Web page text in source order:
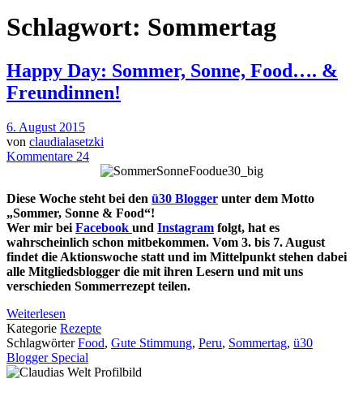
Schlagwort: Sommertag
Happy Day: Sommer, Sonne, Food…. &
Freundinnen!
6. August 2015
von claudialasetzki
Kommentare 24
Diese Woche steht bei den ü30 Blogger unter dem Motto
„Sommer, Sonne & Food“!
Wer mir bei Facebook und Instagram folgt, hat es
wahrscheinlich schon mitbekommen. Vom 3. bis 7. August
findet die Aktionswoche statt und im Mittelpunkt stehen dabei
alle Mitgliedsblogger die mit ihren Lesern und mit uns
verschieden Sommerrezept teilen.
Weiterlesen
Kategorie Rezepte
SchlagwörterFood, Gute Stimmung, Peru, Sommertag, ü30
Blogger Special